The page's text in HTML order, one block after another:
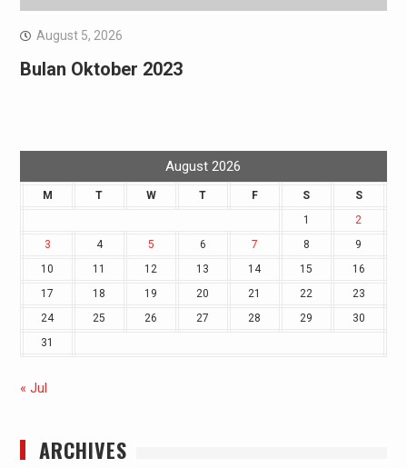
August 5, 2026
Bulan Oktober 2023
August 2026
M T W T F S
S
1
2
3
4 5 6 7 8
9
10
11 12 13 14 15
16
17
18 19 20 21 22
23
24
25 26 27 28 29
30
31
« Jul
ARCHIVES